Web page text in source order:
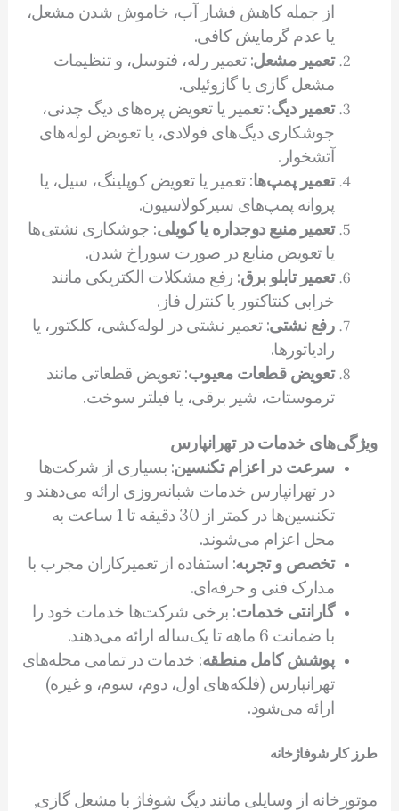
از جمله کاهش فشار آب، خاموش شدن مشعل،
یا عدم گرمایش کافی.
تعمیر مشعل: تعمیر رله، فتوسل، و تنظیمات
مشعل گازی یا گازوئیلی.
تعمیر دیگ: تعمیر یا تعویض پره‌های دیگ چدنی،
جوشکاری دیگ‌های فولادی، یا تعویض لوله‌های
آتشخوار.
تعمیر پمپ‌ها: تعمیر یا تعویض کوپلینگ، سیل، یا
پروانه پمپ‌های سیرکولاسیون.
تعمیر منبع دوجداره یا کویلی: جوشکاری نشتی‌ها
یا تعویض منابع در صورت سوراخ شدن.
تعمیر تابلو برق: رفع مشکلات الکتریکی مانند
خرابی کنتاکتور یا کنترل فاز.
رفع نشتی: تعمیر نشتی در لوله‌کشی، کلکتور، یا
رادیاتورها.
تعویض قطعات معیوب: تعویض قطعاتی مانند
ترموستات، شیر برقی، یا فیلتر سوخت.
ویژگی‌های خدمات در تهرانپارس
سرعت در اعزام تکنسین: بسیاری از شرکت‌ها
در تهرانپارس خدمات شبانه‌روزی ارائه می‌دهند و
تکنسین‌ها در کمتر از 30 دقیقه تا 1 ساعت به
محل اعزام می‌شوند.
تخصص و تجربه: استفاده از تعمیرکاران مجرب با
مدارک فنی و حرفه‌ای.
گارانتی خدمات: برخی شرکت‌ها خدمات خود را
با ضمانت 6 ماهه تا یک‌ساله ارائه می‌دهند.
پوشش کامل منطقه: خدمات در تمامی محله‌های
تهرانپارس (فلکه‌های اول، دوم، سوم، و غیره)
ارائه می‌شود.
طرز کار شوفاژخانه
موتورخانه از وسایلی مانند دیگ شوفاژ با مشعل گازی,